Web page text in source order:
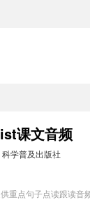
课文音频
科学普及出版社
重点句子点读跟读